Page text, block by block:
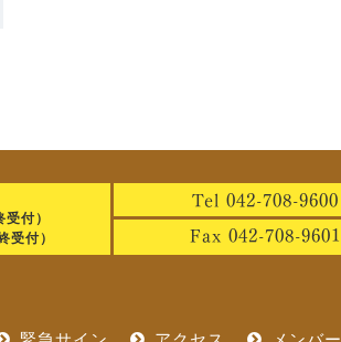
付）
付）
Tel 042-708-9600
Fax 042-708-9601